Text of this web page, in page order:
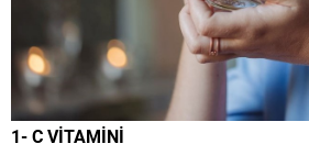
1- C VİTAMİNİ